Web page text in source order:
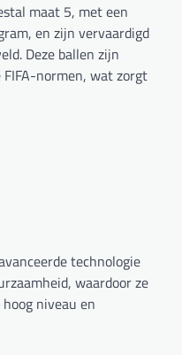
maat 5, met een
en zijn vervaardigd
Deze ballen zijn
normen, wat zorgt
technologie
waardoor ze
niveau en